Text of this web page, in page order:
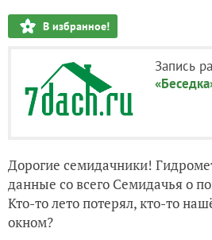
В избранное!
Запись
Дорогие семидачники!
данные со всего Семидачья о
Кто-то лето потерял, кто-то
окном?